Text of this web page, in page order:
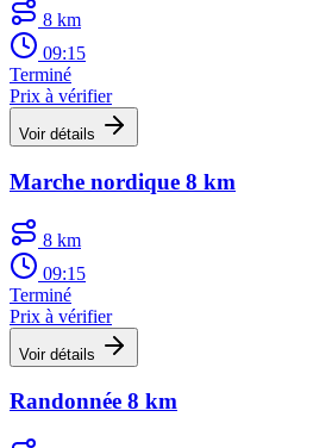
8 km
09:15
Terminé
Prix à vérifier
Voir détails
Marche nordique 8 km
8 km
09:15
Terminé
Prix à vérifier
Voir détails
Randonnée 8 km